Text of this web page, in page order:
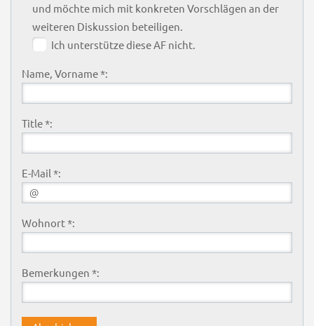
und möchte mich mit konkreten Vorschlägen an der
weiteren Diskussion beteiligen.
Ich unterstütze diese AF nicht.
Name, Vorname *:
Title *:
E-Mail *:
Wohnort *:
Bemerkungen *: